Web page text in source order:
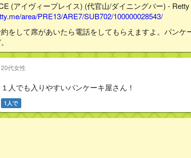
(アイヴィープレイス) (代官山/ダイニングバー) - Retty
area/PRE13/ARE7/SUB702/100000028543/
をして席があいたら電話をしてもらえますよ。パン
20代女性
１人でも入りやすいパンケーキ屋さん！
1人で